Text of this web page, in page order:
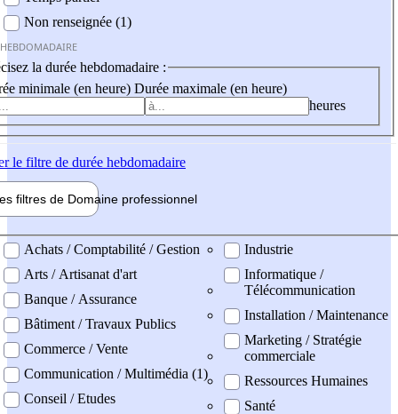
Non renseignée (1)
la durée hebdomadaire :
minimale (en heure) Durée maximale (en heure)
heures
le filtre de durée hebdomadaire
filtres de Domaine professionnel
professionel
Achats / Comptabilité / Gestion
Arts / Artisanat d'art
Banque / Assurance
Bâtiment / Travaux Publics
Commerce / Vente
Communication / Multimédia (1)
Conseil / Etudes
Industrie
Informatique /
Télécommunication
Installation / Maintenance
Marketing / Stratégie
commerciale
Ressources Humaines
Santé